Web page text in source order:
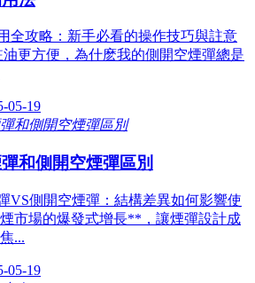
全攻略：新手必看的操作技巧與註意
更方便，為什麽我的側開空煙彈總是
05-19
和側開空煙彈區別
VS側開空煙彈：結構差異如何影響使
市場的爆發式增長**，讓煙彈設計成
...
05-19